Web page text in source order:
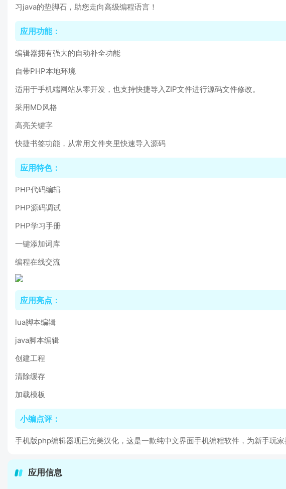
习java的垫脚石，助您走向高级编程语言！
应用功能：
编辑器拥有强大的自动补全功能
自带PHP本地环境
适用于手机端网站从零开发，也支持快捷导入ZIP文件进行源码文件修改。
采用MD风格
高亮关键字
快捷书签功能，从常用文件夹里快速导入源码
应用特色：
PHP代码编辑
PHP源码调试
PHP学习手册
一键添加词库
编程在线交流
应用亮点：
lua脚本编辑
java脚本编辑
创建工程
清除缓存
加载模板
小编点评：
手机版php编辑器现已完美汉化，这是一款纯中文界面手机编程软件，为新手玩家
应用信息